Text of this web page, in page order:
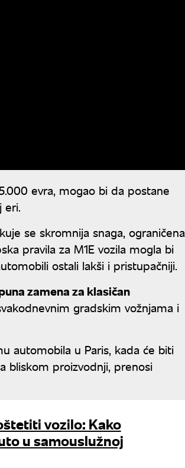
evra, mogao bi da postane
eri.
se skromnija snaga, ograničena
pravila za M1E vozila mogla bi
ostali lakši i pristupačniji.
zamena za klasičan
gradskim vožnjama i
automobila u Paris, kada će biti
bliskom proizvodnji, prenosi
vozilo: Kako
u samouslužnoj